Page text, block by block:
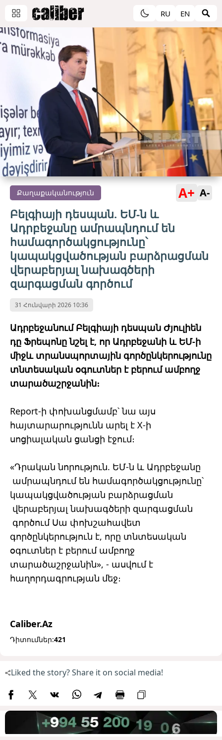
RU EN
Քաղաքականություն A+ A-
Բելգիայի դեսպան. ԵՄ-ն և
Ադրբեջանը ամրապնդում են
համագործակցությունը՝
կապակցվածության բարձրացման
վերաբերյալ նախագծերի
զարգացման գործում
31 Հունվարի 2026 10:36
Ադրբեջանում Բելգիայի դեսպան Ժյուլիեն
դը Ֆրեպոնը նշել է, որ Ադրբեջանի և ԵՄ-ի
միջև տրանսպորտային գործընկերությունը
տնտեսական օգուտներ է բերում ամբողջ
տարածաշրջանին։
Report-ի փոխանցմամբ՝ նա այս
հայտարարությունն արել է X-ի
սոցիալական ցանցի էջում։
«Դրական նորություն. ԵՄ-ն և Ադրբեջանը
ամրապնդում են համագործակցությունը՝
կապակցվածության բարձրացման
վերաբերյալ նախագծերի զարգացման
գործում Սա փոխշահավետ
գործընկերություն է, որը տնտեսական
օգուտներ է բերում ամբողջ
տարածաշրջանին», - ասվում է
հաղորդագրության մեջ։
Caliber.Az
Դիտումներ:421
Liked the story? Share it on social media!